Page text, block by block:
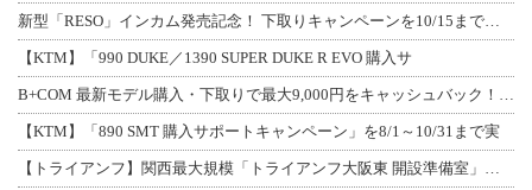
【KTM】「990 DUKE／1390 SUPER DUKE R EVO 購入サ
【KTM】「890 SMT 購入サポートキャンペーン」を8/1～10/31まで実